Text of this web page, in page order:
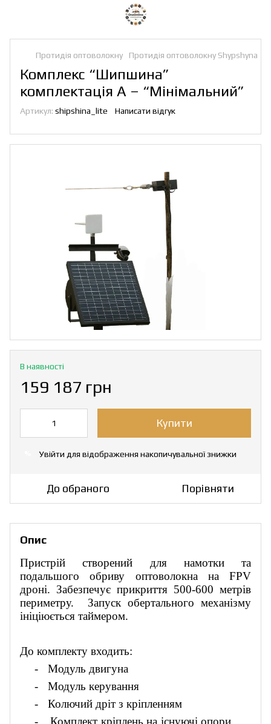
Протидія оптоволокну Протидія оптоволокну Shypshyna
Комплекс “Шипшина”
комплектація А – “Мінімальний”
Артикул: shipshina_lite Написати відгук
В наявності
159 187 грн
Купити
Увійти для відображення накопичувальної знижки
До обраного Порівняти
Опис
Пристрій створений для намотки та
подальшого обриву оптоволокна на FPV
дроні. Забезпечує прикриття 500-600 метрів
периметру.
Запуск обертального механізму
ініціюється таймером.
До комплекту входить:
-
Модуль двигуна
-
Модуль керування
-
Колючий дріт з кріпленням
-
Комплект кріплень на існуючі опори